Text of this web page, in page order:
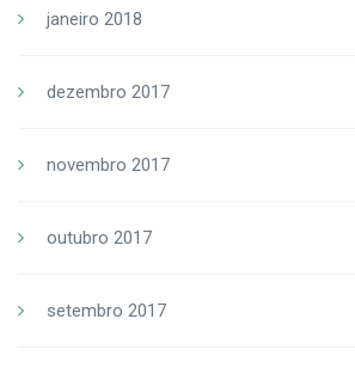
janeiro 2018
dezembro 2017
novembro 2017
outubro 2017
setembro 2017